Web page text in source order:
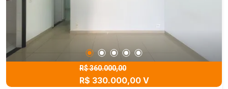
R$ 360.000,00
R$ 330.000,00 V